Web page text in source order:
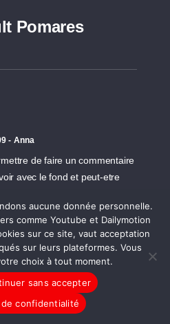
Pomares
- Anna
de faire un commentaire
avec le fond et peut-etre
double tres 'aggressive' si tel
rend l'ecoute tres desagrable
D'ailleurs ca serait bien
francais se mettent plus au
encouragera les francais a etre
ou autre et donc a
de langue comme ce que
aucune donnée personnelle.
comme Youtube et Dailymotion
sur ce site, vaut acceptation
sur leurs plateformes. Vous
choix à tout moment.
sans accepter
confidentialité